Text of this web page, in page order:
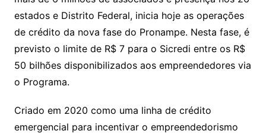
estados e Distrito Federal, inicia hoje as operações
de crédito da nova fase do Pronampe. Nesta fase, é
previsto o limite de R$ 7 para o Sicredi entre os R$
50 bilhões disponibilizados aos empreendedores via
o Programa.
Criado em 2020 como uma linha de crédito
emergencial para incentivar o empreendedorismo